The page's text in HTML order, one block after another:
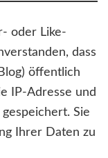
oder Like-
dass
öffentlich
IP-Adresse und
Sie
Ihrer Daten zu